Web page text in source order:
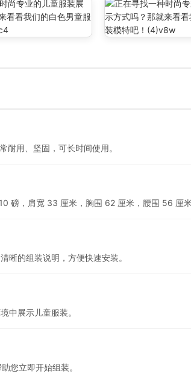
耐用、坚固，可长时间使用。
磅，肩宽 33 厘米，胸围 62 厘米，腰围 56 厘
晰的组装说明，方便快速安装。
中展示儿童服装。
您立即开始组装。